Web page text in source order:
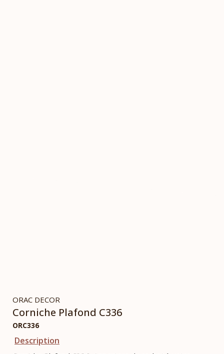
ORAC DECOR
Corniche Plafond C336
ORC336
Description